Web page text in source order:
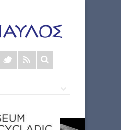
Φόρμα
αναζήτησης